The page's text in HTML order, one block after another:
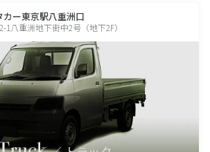
カー東京駅八重洲口
1八重洲地下街中2号（地下2F）